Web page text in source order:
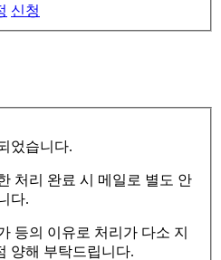
신청
었습니다.
처리 완료 시 메일로 별도 안
다.
등의 이유로 처리가 다소 지
양해 부탁드립니다.